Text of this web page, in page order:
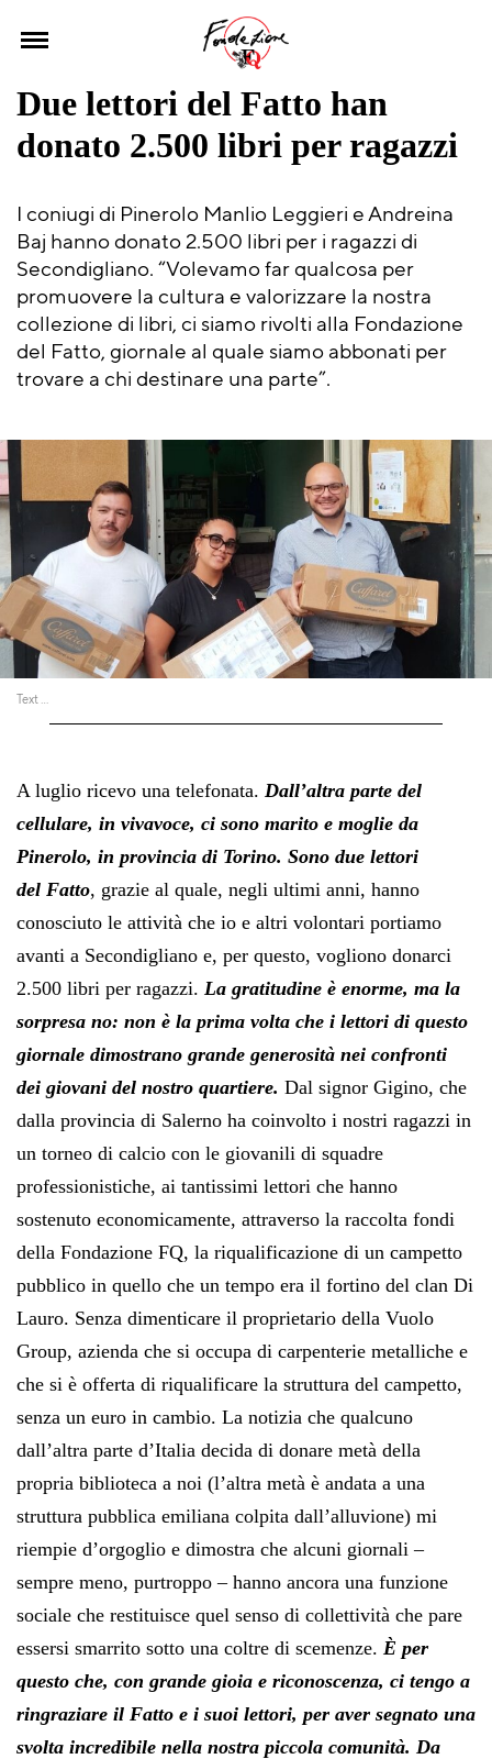
Due lettori del Fatto han
donato 2.500 libri per ragazzi
I coniugi di Pinerolo Manlio Leggieri e Andreina
Baj hanno donato 2.500 libri per i ragazzi di
Secondigliano. “Volevamo far qualcosa per
promuovere la cultura e valorizzare la nostra
collezione di libri, ci siamo rivolti alla Fondazione
del Fatto, giornale al quale siamo abbonati per
trovare a chi destinare una parte”.
Text …
A luglio ricevo una telefonata. Dall’altra parte del
cellulare, in vivavoce, ci sono marito e moglie da
Pinerolo, in provincia di Torino. Sono due lettori
del Fatto, grazie al quale, negli ultimi anni, hanno
conosciuto le attività che io e altri volontari portiamo
avanti a Secondigliano e, per questo, vogliono donarci
2.500 libri per ragazzi. La gratitudine è enorme, ma la
sorpresa no: non è la prima volta che i lettori di questo
giornale dimostrano grande generosità nei confronti
dei giovani del nostro quartiere. Dal signor Gigino, che
dalla provincia di Salerno ha coinvolto i nostri ragazzi in
un torneo di calcio con le giovanili di squadre
professionistiche, ai tantissimi lettori che hanno
sostenuto economicamente, attraverso la raccolta fondi
della Fondazione FQ, la riqualificazione di un campetto
pubblico in quello che un tempo era il fortino del clan Di
Lauro. Senza dimenticare il proprietario della Vuolo
Group, azienda che si occupa di carpenterie metalliche e
che si è offerta di riqualificare la struttura del campetto,
senza un euro in cambio. La notizia che qualcuno
dall’altra parte d’Italia decida di donare metà della
propria biblioteca a noi (l’altra metà è andata a una
struttura pubblica emiliana colpita dall’alluvione) mi
riempie d’orgoglio e dimostra che alcuni giornali –
sempre meno, purtroppo – hanno ancora una funzione
sociale che restituisce quel senso di collettività che pare
essersi smarrito sotto una coltre di scemenze. È per
questo che, con grande gioia e riconoscenza, ci tengo a
ringraziare il Fatto e i suoi lettori, per aver segnato una
svolta incredibile nella nostra piccola comunità. Da